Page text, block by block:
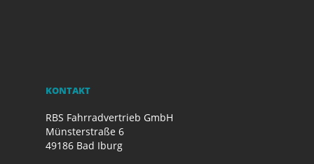
KONTAKT
RBS Fahrradvertrieb GmbH
Münsterstraße 6
49186 Bad Iburg